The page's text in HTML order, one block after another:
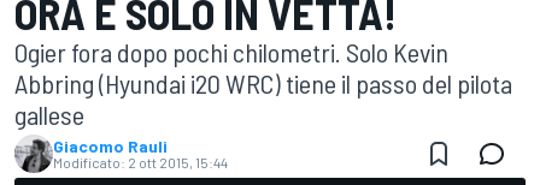
ORA È SOLO IN VETTA!
Ogier fora dopo pochi chilometri. Solo Kevin
Abbring (Hyundai i20 WRC) tiene il passo del pilota
gallese
Giacomo Rauli
Modificato: 2 ott 2015, 15:44